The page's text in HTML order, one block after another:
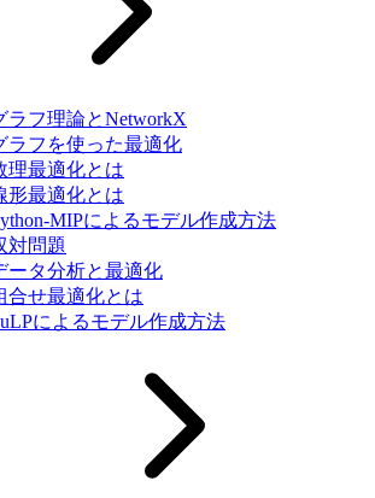
ラフ理論とNetworkX
ラフを使った最適化
理最適化とは
形最適化とは
MIPによるモデル作成方法
対問題
ータ分析と最適化
合せ最適化とは
によるモデル作成方法